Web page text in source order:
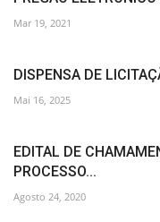
Mar 19, 2021
DISPENSA DE
Mai 16, 2025
EDITAL DE
PROCESSO...
Agosto 24, 2020